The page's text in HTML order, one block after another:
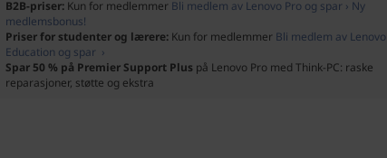
B2B-priser: Kun for medlemmer Bli medlem av Lenovo Pro og spar › Ny
medlemsbonus!
Priser for studenter og lærere: Kun for medlemmer Bli medlem av Lenovo
Education og spar ›
Spar 50 % på Premier Support Plus på Lenovo Pro med Think-PC: raske
reparasjoner, støtte og ekstra